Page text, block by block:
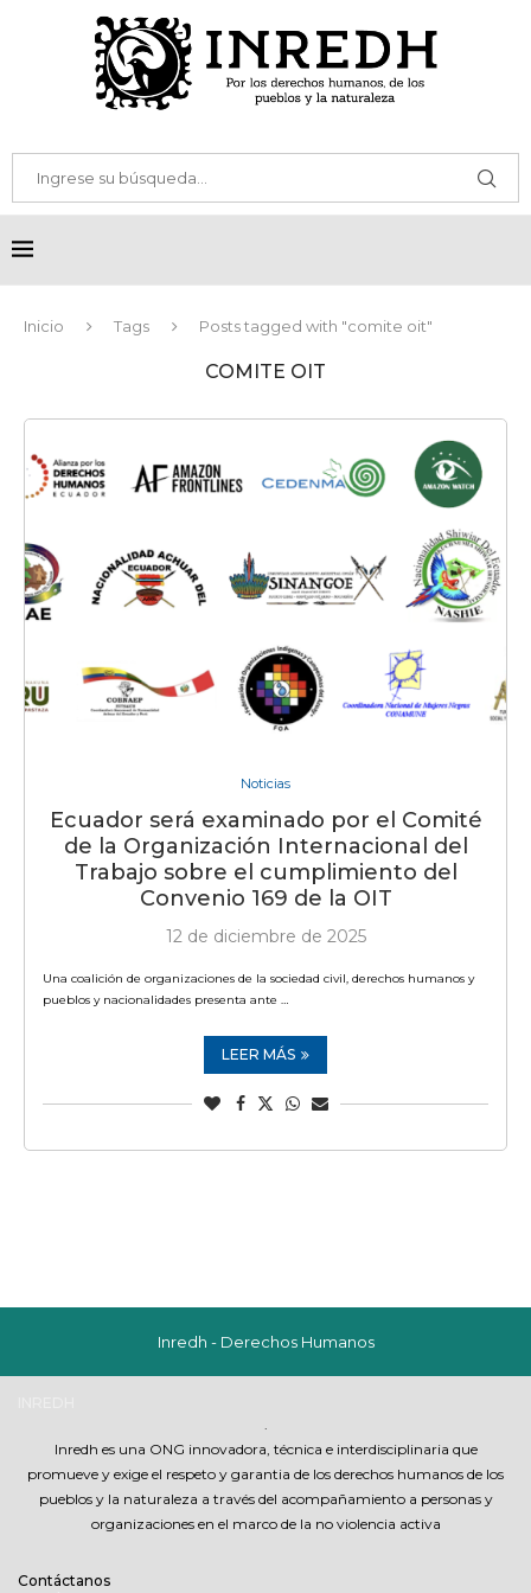
Inicio Tags Posts tagged with "comite oit"
COMITE OIT
Noticias
Ecuador será examinado por el Comité
de la Organización Internacional del
Trabajo sobre el cumplimiento del
Convenio 169 de la OIT
12 de diciembre de 2025
Una coalición de organizaciones de la sociedad civil, derechos humanos y
pueblos y nacionalidades presenta ante …
LEER MÁS
Inredh - Derechos Humanos
Inredh es una ONG innovadora, técnica e interdisciplinaria que
promueve y exige el respeto y garantia de los derechos humanos de los
pueblos y la naturaleza a través del acompañamiento a personas y
organizaciones en el marco de la no violencia activa
Contáctanos